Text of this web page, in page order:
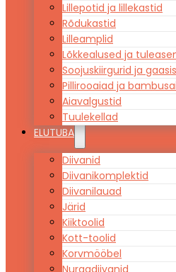
Lillepotid ja lillekastid
Rõdukastid
Lilleamplid
Lõkkealused ja
Soojuskiirgurid ja
Pillirooaiad ja
Aiavalgustid
Tuulekellad
ELUTUBA
Diivanid
Diivanikomplektid
Diivanilauad
Järid
Kiiktoolid
Kott-toolid
Korvmööbel
Nurgadiivanid